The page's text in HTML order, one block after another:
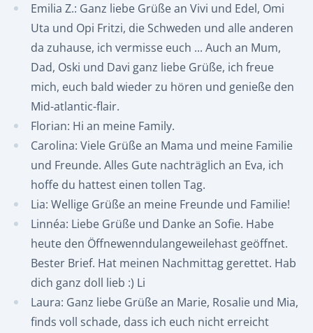
Emilia Z.: Ganz liebe Grüße an Vivi und Edel, Omi
Uta und Opi Fritzi, die Schweden und alle anderen
da zuhause, ich vermisse euch ... Auch an Mum,
Dad, Oski und Davi ganz liebe Grüße, ich freue
mich, euch bald wieder zu hören und genieße den
Mid-atlantic-flair.
Florian: Hi an meine Family.
Carolina: Viele Grüße an Mama und meine Familie
und Freunde. Alles Gute nachträglich an Eva, ich
hoffe du hattest einen tollen Tag.
Lia: Wellige Grüße an meine Freunde und Familie!
Linnéa: Liebe Grüße und Danke an Sofie. Habe
heute den Öffnewenndulangeweilehast geöffnet.
Bester Brief. Hat meinen Nachmittag gerettet. Hab
dich ganz doll lieb :) Li
Laura: Ganz liebe Grüße an Marie, Rosalie und Mia,
finds voll schade, dass ich euch nicht erreicht